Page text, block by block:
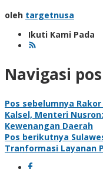
oleh targetnusa
Ikuti Kami Pada
Navigasi pos
Pos sebelumnya
Kalsel, Menteri
Kewenangan Daerah
Pos berikutnya
Tranformasi Layanan